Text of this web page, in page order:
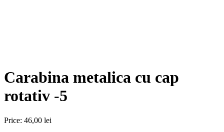
Carabina metalica cu cap
rotativ -5
Price: 46,00 lei